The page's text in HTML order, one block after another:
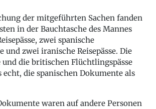
der mitgeführten Sachen fanden
in der Bauchtasche des Mannes
zwei spanische
und zwei iranische Reisepässe. Die
und die britischen Flüchtlingspässe
echt, die spanischen Dokumente als
waren auf andere Personen